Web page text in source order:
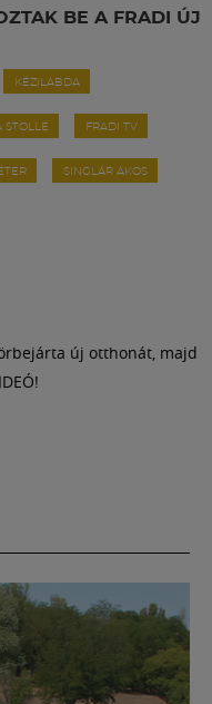
BE A FRADI ÚJ
KÉZILABDA
STOLLE FRADI TV
SINGLÁR ÁKOS
új otthonát, majd